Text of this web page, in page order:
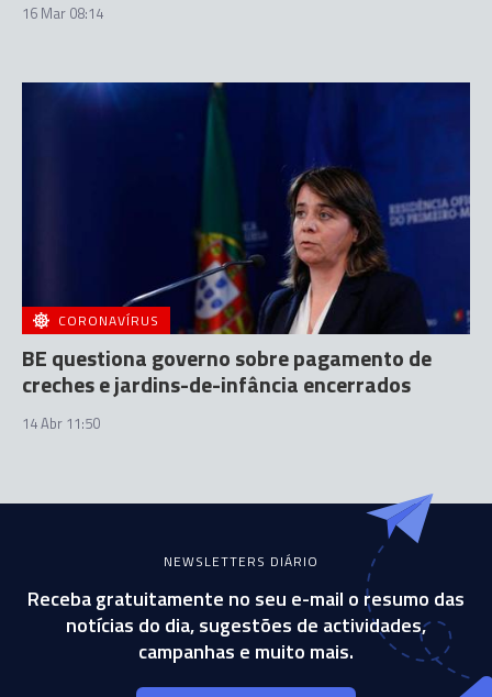
16 Mar 08:14
CORONAVÍRUS
BE questiona governo sobre pagamento de
creches e jardins-de-infância encerrados
14 Abr 11:50
NEWSLETTERS DIÁRIO
Receba gratuitamente no seu e-mail o resumo das
notícias do dia, sugestões de actividades,
campanhas e muito mais.